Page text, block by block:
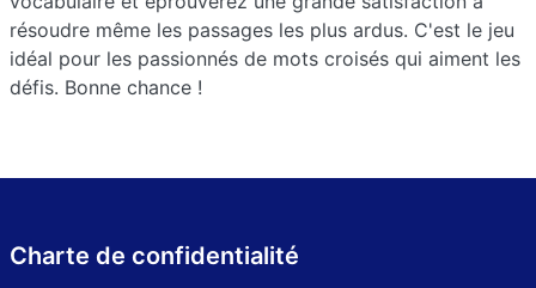
résoudre même les passages les plus ardus. C'est le jeu
idéal pour les passionnés de mots croisés qui aiment les
défis. Bonne chance !
Charte de confidentialité